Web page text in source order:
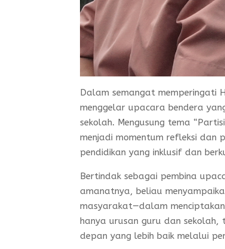
Dalam semangat memperingati
menggelar upacara bendera
sekolah. Mengusung tema
menjadi momentum refleksi dan
pendidikan yang inklusif dan
Bertindak sebagai pembina
amanatnya, beliau
masyarakat—dalam menciptakan
hanya urusan guru dan
depan yang lebih baik melalui